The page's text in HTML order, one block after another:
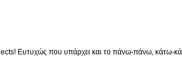
Ευτυχώς που υπάρχει και το πάνω-πάνω, κάτω-